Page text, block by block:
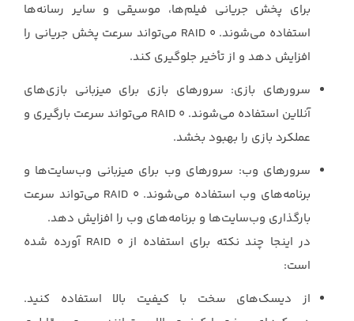
برای پخش جریانی فیلم‌ها، موسیقی ‏و سایر رسانه‌ها
استفاده می‌شوند. ‏RAID 0‎‏ می‌تواند سرعت پخش جریانی را
افزایش دهد و از ‏تأخیر جلوگیری کند.‏
سرورهای بازی: سرورهای بازی برای میزبانی بازی‌های
آنلاین استفاده می‌شوند. ‏RAID 0‎‏ می‌تواند ‏سرعت بارگیری و
عملکرد بازی را بهبود بخشد.‏
سرورهای وب: سرورهای وب برای میزبانی وب‌سایت‌ها و
برنامه‌های وب استفاده می‌شوند. ‏RAID ‎‎0‎‏ می‌تواند سرعت
بارگذاری وب‌سایت‌ها و برنامه‌های وب را افزایش دهد.‏
در اینجا چند نکته برای استفاده از ‏RAID 0‎‏ آورده شده
است:‏
از دیسک‌های سخت با کیفیت بالا استفاده کنید.